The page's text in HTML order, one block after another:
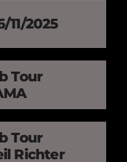
11/2025
Tour
Tour
Richter